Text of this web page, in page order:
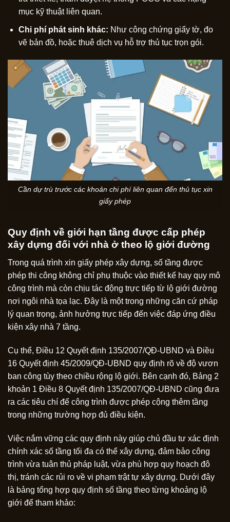
mục kỹ thuật liên quan.
Chi phí phát sinh khác: Như công chứng giấy tờ, đo
vẽ bản đồ, hoặc thuê dịch vụ hỗ trợ thủ tục trọn gói.
Cần dự trù trước các khoản chi phí liên quan đến thủ tục xin
giấy phép
Quy định về giới hạn tầng được cấp phép
xây dựng đối với nhà ở theo lộ giới đường
Trong quá trình xin giấy phép xây dựng, số tầng được
phép thi công không chỉ phụ thuộc vào thiết kế hay quy mô
công trình mà còn chịu tác động trực tiếp từ lộ giới đường
nơi ngôi nhà tọa lạc. Đây là một trong những căn cứ pháp
lý quan trọng, ảnh hưởng trực tiếp đến việc đáp ứng điều
kiện xây nhà 7 tầng.
Cụ thể, Điều 12 Quyết định 135/2007/QĐ-UBND và Điều
16 Quyết định 45/2009/QĐ-UBND quy định rõ về độ vươn
ban công tùy theo chiều rộng lộ giới. Bên cạnh đó, Bảng 2
khoản 1 Điều 8 Quyết định 135/2007/QĐ-UBND cũng đưa
ra các tiêu chí để công trình được phép cộng thêm tầng
trong những trường hợp đủ điều kiện.
Việc nắm vững các quy định này giúp chủ đầu tư xác định
chính xác số tầng tối đa có thể xây dựng, đảm bảo công
trình vừa tuân thủ pháp luật, vừa phù hợp quy hoạch đô
thị, tránh các rủi ro về vi phạm trật tự xây dựng. Dưới đây
là bảng tổng hợp quy định số tầng theo từng khoảng lộ
giới để tham khảo: